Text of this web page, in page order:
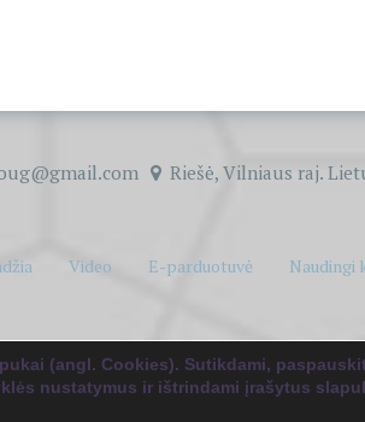
Riešė, Vilniaus raj.
Video E-parduotuvė Naudingi
© 2026Kelionių pagalbininkas tau!. WordPress sistema
(angl. Cookies). Sutikdami,
nustatymus ir ištrindami įrašytus